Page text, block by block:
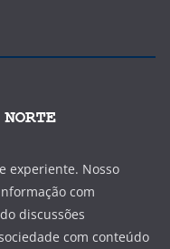
experiente. Nosso
com
discussões
com conteúdo